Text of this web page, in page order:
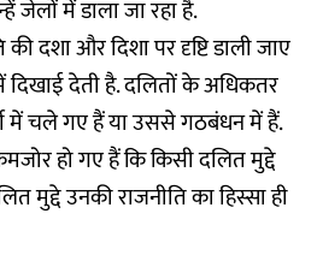
जेलों में डाला जा रहा है.
दशा और दिशा पर दृष्टि डाली जाए
देती है. दलितों के अधिकतर
में चले गए हैं या उससे गठबंधन में हैं.
हो गए हैं कि किसी दलित मुद्दे
मुद्दे उनकी राजनीति का हिस्सा ही